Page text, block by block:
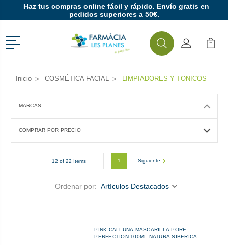
Haz tus compras online fácil y rápido. Envío gratis en
pedidos superiores a 50€.
Menú
BuscarMi Cuenta
Mi
Inicio COSMÉTICA FACIAL LIMPIADORES Y TONICOS
MARCAS
COMPRAR POR PRECIO
12 of 22 Items 1 Siguiente
Ordenar por:
PINK CALLUNA MASCARILLA PORE
PERFECTION 100ML NATURA SIBERICA